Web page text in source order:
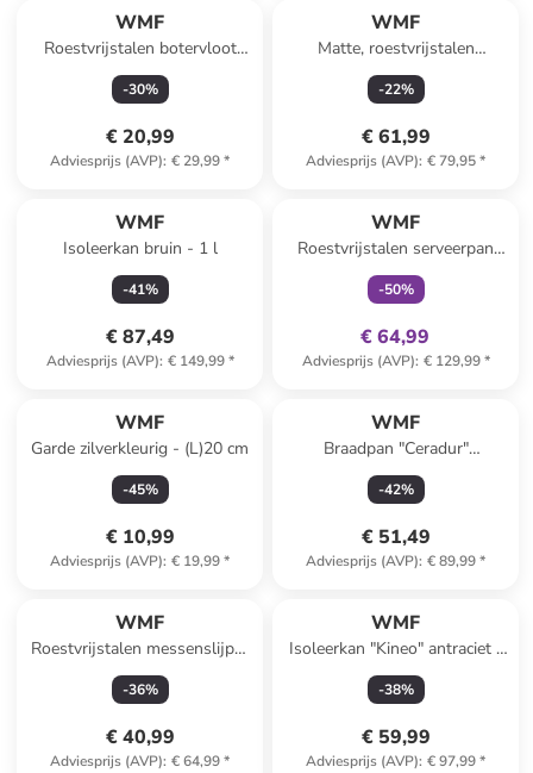
WMF
Roestvrijstalen botervloot
''Wagenfeld'' - (B)22 x (H)5 x
(D)11 cm
-30%
€ 20,99
Adviesprijs (AVP): € 29,99*
WMF
Matte, roestvrijstalen
koffiebereider "Kult" - 8
kopjes
-22%
€ 61,99
Adviesprijs (AVP): € 79,95*
WMF
Isoleerkan bruin - 1 l
-41%
€ 87,49
Adviesprijs (AVP): € 149,99*
WMF
Roestvrijstalen serveerpan
‘'Permadur Advance’' - Ø 32
cm
-50%
€ 64,99
Adviesprijs (AVP): € 129,99*
WMF
Garde zilverkleurig - (L)20 cm
-45%
€ 10,99
Adviesprijs (AVP): € 19,99*
WMF
Braadpan "Ceradur"
zilverkleurig - Ø 28 cm
-42%
€ 51,49
Adviesprijs (AVP): € 89,99*
WMF
Roestvrijstalen messenslijper
- (B)22,5 x (H)9,5 x (D)6,5 cm
-36%
€ 40,99
Adviesprijs (AVP): € 64,99*
WMF
Isoleerkan "Kineo" antraciet -
1 l
-38%
€ 59,99
Adviesprijs (AVP): € 97,99*